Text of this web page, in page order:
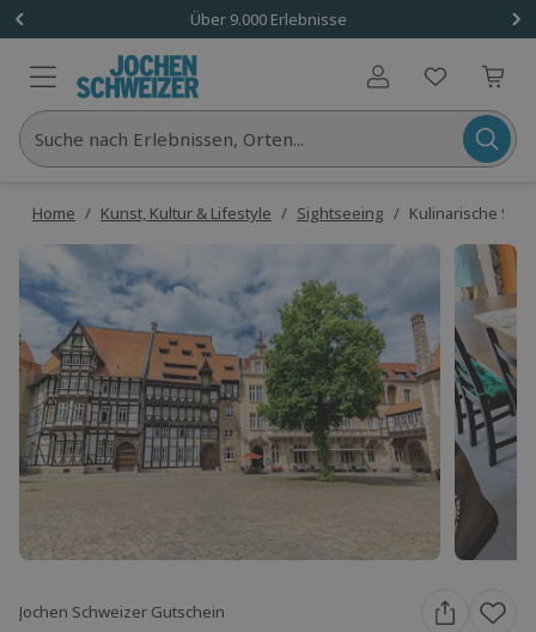
Über 9.000 Erlebnisse
Benutzerkonto
Suche nach Erlebnissen, Orten...
Home / Kunst, Kultur & Lifestyle / Sightseeing / Kulinarische
Jochen Schweizer Gutschein